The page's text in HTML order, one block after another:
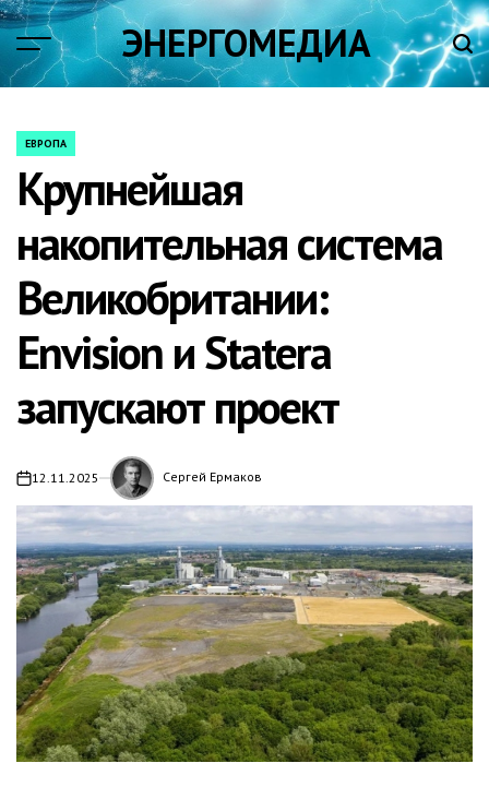
Skip
content
ЭНЕРГОМЕДИА
POSTED
ЕВРОПА
Крупнейшая
накопительная система
Великобритании:
Envision и Statera
запускают проект
on12.11.2025 Сергей Ермаков